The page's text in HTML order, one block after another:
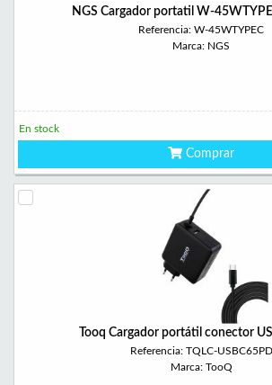
NGS Cargador portatil W-
Referencia: W-45WTYPEC
Marca: NGS
En stock
Comprar
Tooq Cargador portátil conector
Referencia: TQLC-USBC65PD
Marca: TooQ